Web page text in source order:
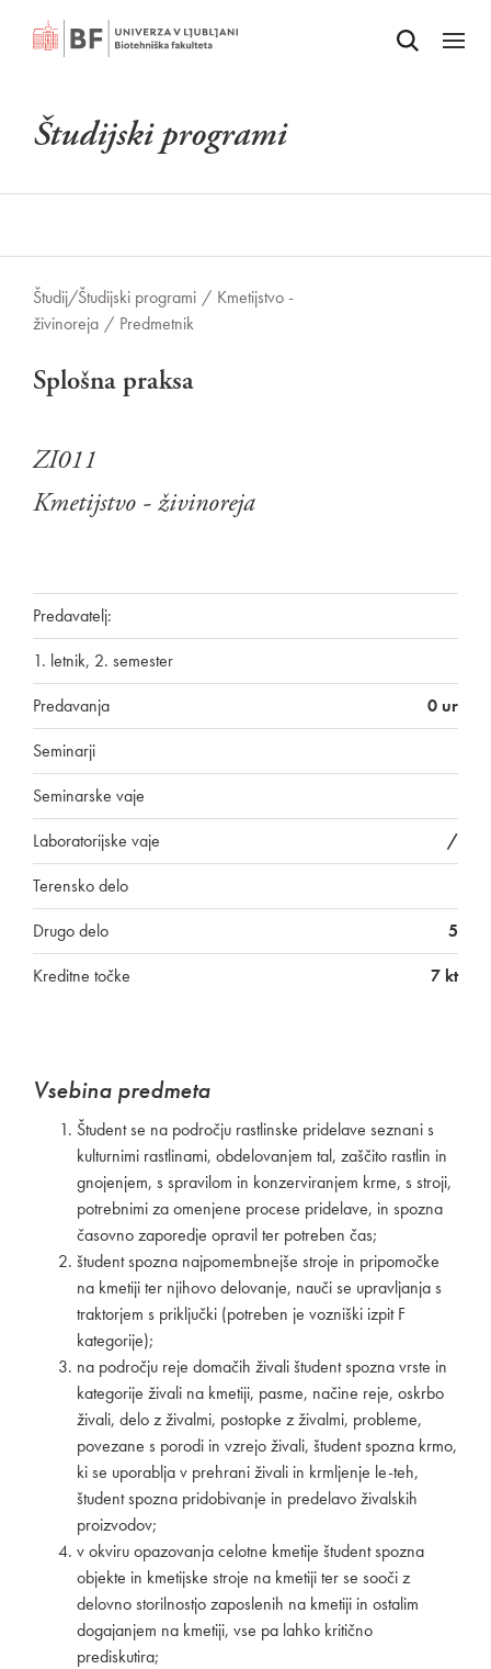
Odpri iskalnik
Odpri
Študijski programi
Študij/Študijski programi / Kmetijstvo -
živinoreja / Predmetnik
Splošna praksa
ZI011
Kmetijstvo - živinoreja
Predavatelj:
1. letnik, 2. semester
Predavanja
0 ur
Seminarji
Seminarske vaje
Laboratorijske vaje
/
Terensko delo
Drugo delo
5
Kreditne točke
7 kt
Vsebina predmeta
Študent se na področju rastlinske pridelave seznani s
kulturnimi rastlinami, obdelovanjem tal, zaščito rastlin in
gnojenjem, s spravilom in konzerviranjem krme, s stroji,
potrebnimi za omenjene procese pridelave, in spozna
časovno zaporedje opravil ter potreben čas;
študent spozna najpomembnejše stroje in pripomočke
na kmetiji ter njihovo delovanje, nauči se upravljanja s
traktorjem s priključki (potreben je vozniški izpit F
kategorije);
na področju reje domačih živali študent spozna vrste in
kategorije živali na kmetiji, pasme, načine reje, oskrbo
živali, delo z živalmi, postopke z živalmi, probleme,
povezane s porodi in vzrejo živali, študent spozna krmo,
ki se uporablja v prehrani živali in krmljenje le-teh,
študent spozna pridobivanje in predelavo živalskih
proizvodov;
v okviru opazovanja celotne kmetije študent spozna
objekte in kmetijske stroje na kmetiji ter se sooči z
delovno storilnostjo zaposlenih na kmetiji in ostalim
dogajanjem na kmetiji, vse pa lahko kritično
prediskutira;